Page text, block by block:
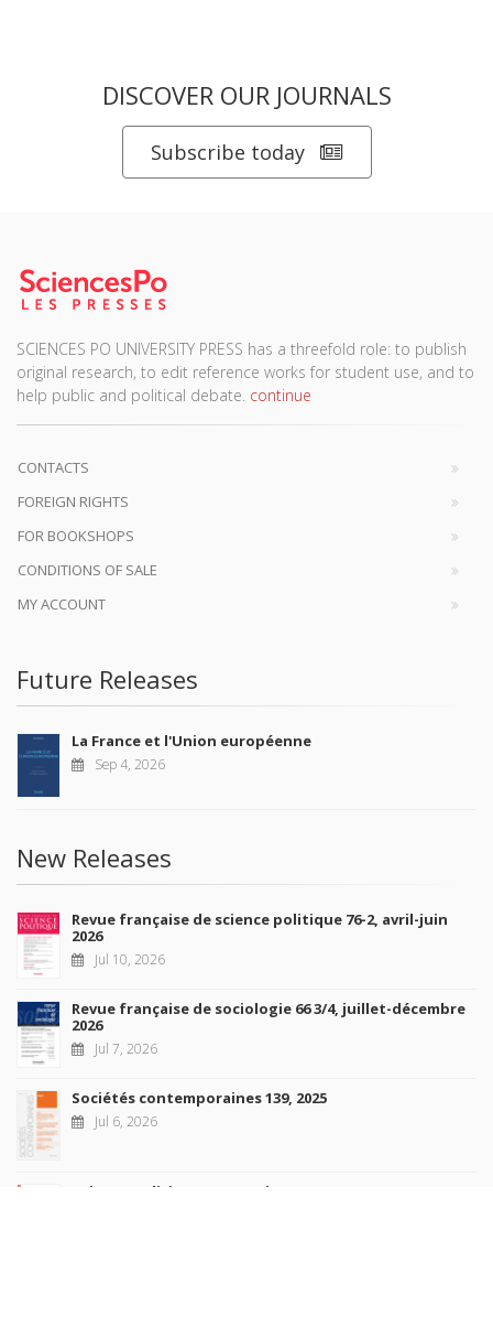
DISCOVER OUR JOURNALS
Subscribe today
SCIENCES PO UNIVERSITY PRESS has a threefold role: to publish
original research, to edit reference works for student use, and to
help public and political debate. continue
CONTACTS
FOREIGN RIGHTS
FOR BOOKSHOPS
CONDITIONS OF SALE
MY ACCOUNT
Future Releases
La France et l'Union européenne
Sep 4, 2026
New Releases
Revue française de science politique 76-2, avril-juin
2026
Jul 10, 2026
Revue française de sociologie 66 3/4, juillet-décembre
2026
Jul 7, 2026
Sociétés contemporaines 139, 2025
Jul 6, 2026
Raisons politiques 102, mai 2026